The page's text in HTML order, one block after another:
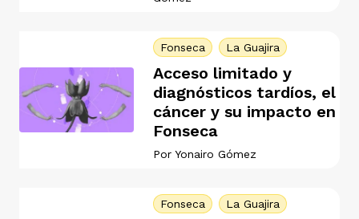
Fonseca La Guajira
Acceso limitado y
diagnósticos tardíos, el
cáncer y su impacto en
Fonseca
Por Yonairo Gómez
Fonseca La Guajira